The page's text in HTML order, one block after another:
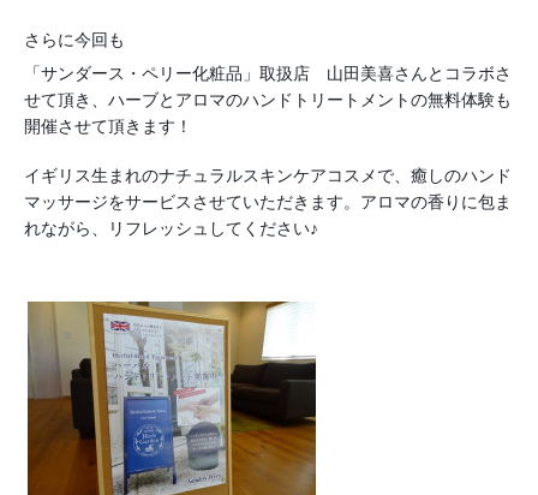
さらに今回も
「サンダース・ペリー化粧品」取扱店　山田美喜さんとコラボさ
せて頂き、ハーブとアロマのハンドトリートメントの無料体験も
開催させて頂きます！
イギリス生まれのナチュラルスキンケアコスメで、癒しのハンド
マッサージをサービスさせていただきます。アロマの香りに包ま
れながら、リフレッシュしてください♪